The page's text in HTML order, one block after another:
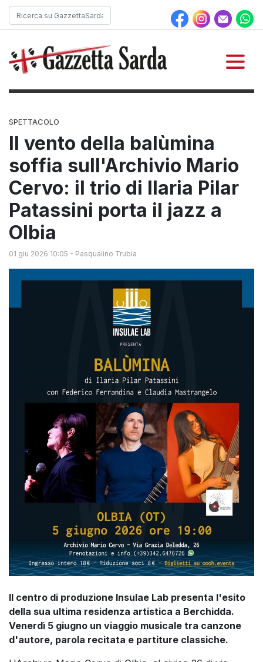
SPETTACOLO
Il vento della balùmina
soffia sull'Archivio Mario
Cervo: il trio di Ilaria Pilar
Patassini porta il jazz a
Olbia
01 giu 2026 10:05 - Pasqualino Trubia
Il centro di produzione Insulae Lab presenta l'esito
della sua ultima residenza artistica a Berchidda.
Venerdì 5 giugno un viaggio musicale tra canzone
d'autore, parola recitata e partiture classiche.